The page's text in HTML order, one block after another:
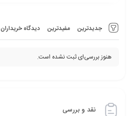
جدیدترین مفیدترین دیدگاه خریداران
هنوز بررسی‌ای ثبت نشده است.
نقد و بررسی